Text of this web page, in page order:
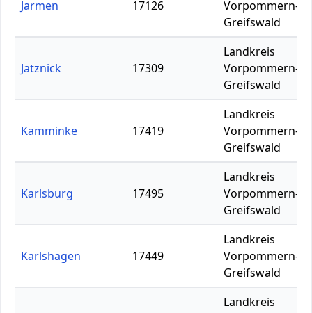
Jarmen 17126
Vorpommern-
Greifswald
Jatznick 17309
Landkreis
Vorpommern-
Greifswald
Kamminke 17419
Landkreis
Vorpommern-
Greifswald
Karlsburg 17495
Landkreis
Vorpommern-
Greifswald
Karlshagen 17449
Landkreis
Vorpommern-
Greifswald
Landkreis